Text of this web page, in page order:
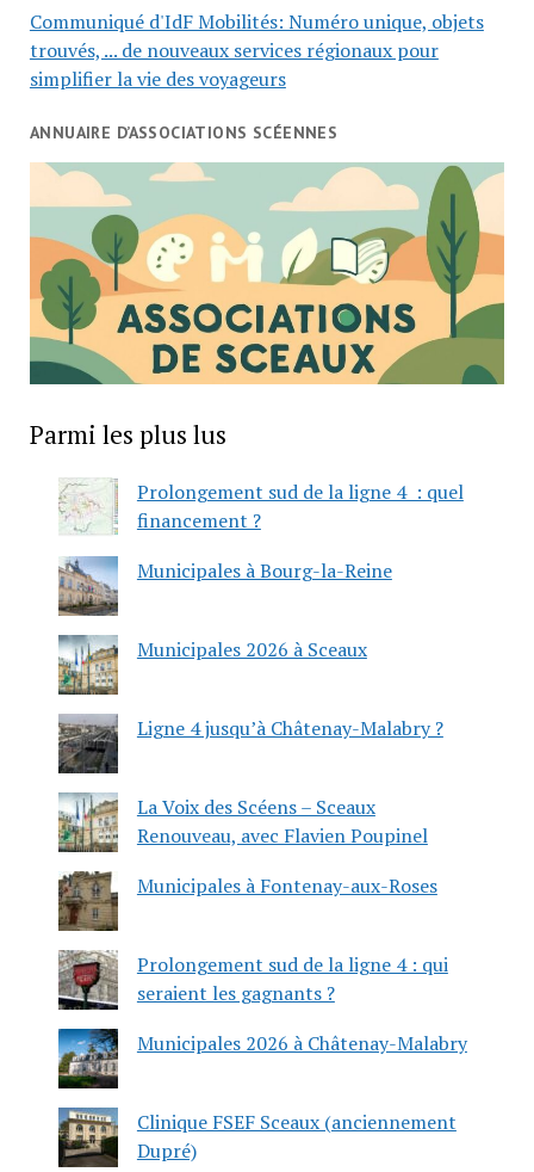
Communiqué d'IdF Mobilités: Numéro unique, objets
trouvés, ... de nouveaux services régionaux pour
simplifier la vie des voyageurs
ANNUAIRE D’ASSOCIATIONS SCÉENNES
Parmi les plus lus
Prolongement sud de la ligne 4 : quel
financement ?
Municipales à Bourg-la-Reine
Municipales 2026 à Sceaux
Ligne 4 jusqu’à Châtenay-Malabry ?
La Voix des Scéens – Sceaux
Renouveau, avec Flavien Poupinel
Municipales à Fontenay-aux-Roses
Prolongement sud de la ligne 4 : qui
seraient les gagnants ?
Municipales 2026 à Châtenay-Malabry
Clinique FSEF Sceaux (anciennement
Dupré)